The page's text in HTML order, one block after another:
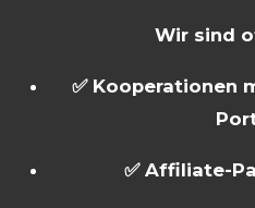
Wir sind
✅ Kooperationen
✅ Affiliate-